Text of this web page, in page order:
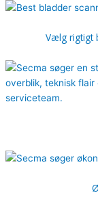
Vælg rigtigt